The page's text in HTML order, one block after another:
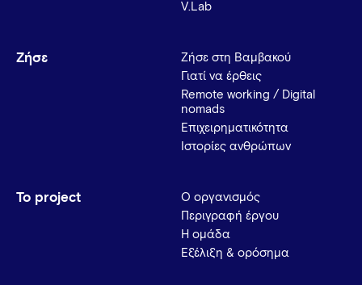
V.Lab
Ζήσε
Ζήσε στη Βαμβακού
Γιατί να έρθεις
Remote working / Digital
nomads
Επιχειρηματικότητα
Ιστορίες ανθρώπων
Το project
Ο οργανισμός
Περιγραφή έργου
Η ομάδα
Εξέλιξη & ορόσημα